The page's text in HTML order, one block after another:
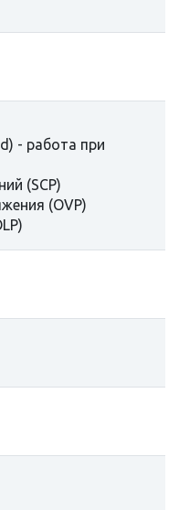
- работа при
(SCP)
(OVP)